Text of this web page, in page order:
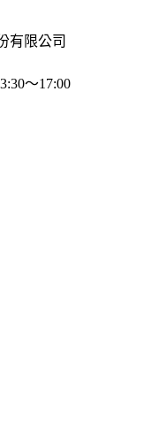
有限公司
～17:00